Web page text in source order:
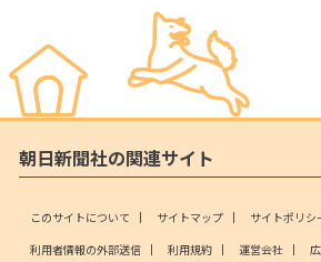
朝日新聞社の関連サイト
このサイトについて サイトマップ サイトポリシ
利用者情報の外部送信
利用規約 運営会社